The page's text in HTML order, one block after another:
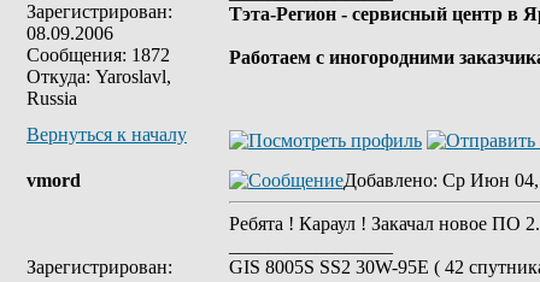
Зарегистрирован:
08.09.2006
Сообщения: 1872
Откуда: Yaroslavl,
Russia
Тэта-Регион - сервисный центр в
Работаем с иногородними
Вернуться к началу
vmord
Зарегистрирован:
Добавлено: Ср Июн 04,
Ребята ! Караул ! Закачал новое ПО
GIS 8005S SS2 30W-95E ( 42